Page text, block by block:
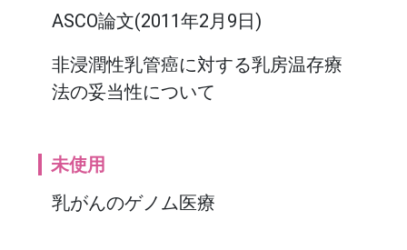
ASCO論文(2011年2月9日)
非浸潤性乳管癌に対する乳房温存療
法の妥当性について
未使用
乳がんのゲノム医療